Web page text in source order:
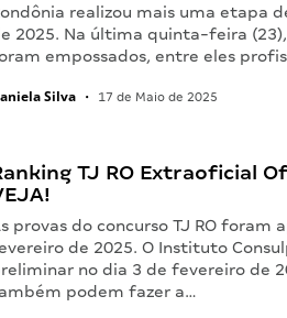
realizou mais uma etapa
2025. Na última quinta-feira
empossados, entre eles
Silva • 17 de Maio de 2025
TJ RO Extraoficial
provas do concurso TJ RO foram
de 2025. O Instituto
no dia 3 de fevereiro de
podem fazer a…